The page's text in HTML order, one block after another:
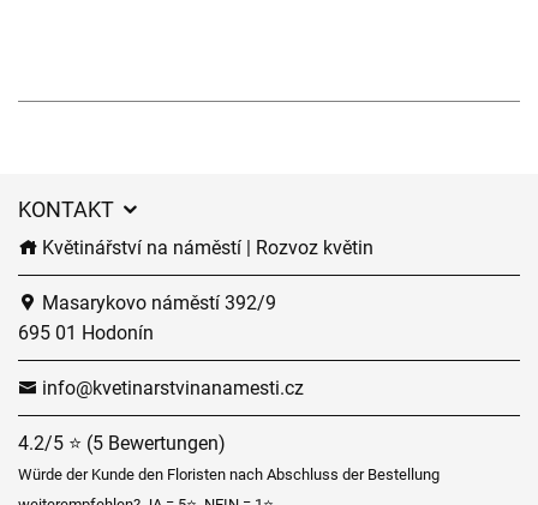
KONTAKT
Květinářství na náměstí | Rozvoz květin
Masarykovo náměstí 392/9
695 01 Hodonín
info@kvetinarstvinanamesti.cz
4.2/5 ⭐ (5 Bewertungen)
Würde der Kunde den Floristen nach Abschluss der Bestellung